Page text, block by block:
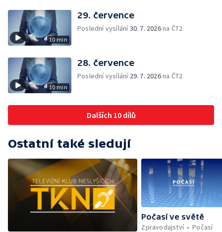
10 min
29. července
Poslední vysílání30. 7. 2026na ČT2
10 min
28. července
Poslední vysílání 29. 7. 2026na ČT2
Dalších 10 dílů
Ostatní také sledují
Počasí ve světě
Zpravodajství
Počasí